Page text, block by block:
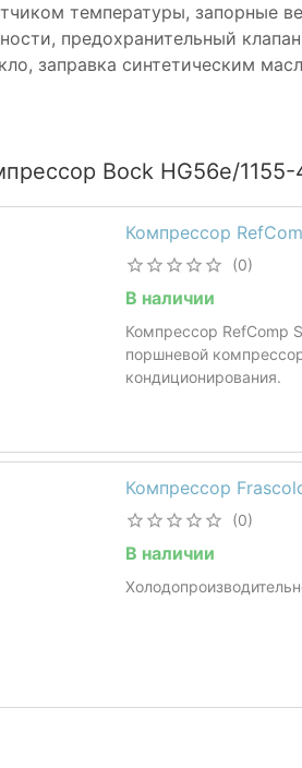
температуры, запорные
предохранительный
заправка синтетическим
Bock HG56e/1155-
Компрессор
(0)
В наличии
Компрессор RefComp
поршневой
кондиционирования.
Компрессор
(0)
В наличии